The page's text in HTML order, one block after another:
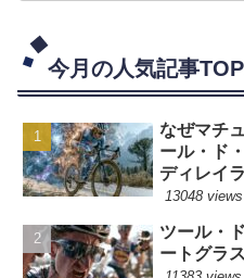
今月の人気記事
なぜマチ
ール・ド
ディレイ
13048 views
ツール・
ートグラ